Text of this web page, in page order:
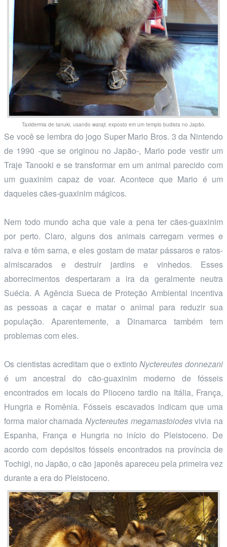
Taxidermia de tanuki, usando waraji, exposto em um templo budista no Japão.
Se você se lembra do jogo Super Mario Bros. 3 da Nintendo
de 1990 -que se originou no Japão-, Mario pode vestir um
Traje Tanooki e se transformar em um animal parecido com
um guaxinim capaz de voar. Acontece que Mario é um
daqueles cães-guaxinim mágicos.
Nem todo mundo acha que vale a pena ter cães-guaxinim
por perto. Claro, alguns dos animais carregam vermes e
raiva e têm sarna, e eles gostam de matar pássaros e ratos-
almiscarados e destruir jardins e vinhedos. Esses
aborrecimentos despertaram a ira da geralmente neutra
Suécia. A Agência Sueca de Proteção Ambiental incentiva
as pessoas a caçar e matar o animal para reduzir sua
população. Aparentemente, a Dinamarca também tem
problemas com eles.
Os cientistas acreditam que o extintoNyctereutes donnezani
é um ancestral do cão-guaxinim moderno de fósseis
encontrados em locais do Plioceno tardio na Itália, França,
Hungria e Romênia. Fósseis escavados indicam que uma
forma maior chamada Nyctereutes megamastoiodesvivia na
Espanha, França e Hungria no início do Pleistoceno. De
acordo com depósitos fósseis encontrados na província de
Tochigi, no Japão, o cão japonês apareceu pela primeira vez
durante a era do Pleistoceno.